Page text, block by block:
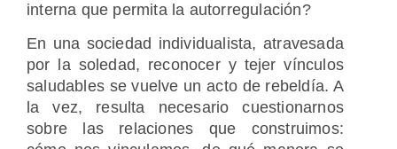
interna que permita la autorregulación?
En una sociedad individualista, atravesada
por la soledad, reconocer y tejer vínculos
saludables se vuelve un acto de rebeldía. A
la vez, resulta necesario cuestionarnos
sobre las relaciones que construimos: